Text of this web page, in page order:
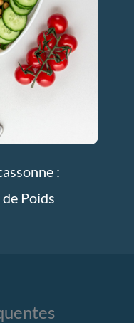
:
Poids